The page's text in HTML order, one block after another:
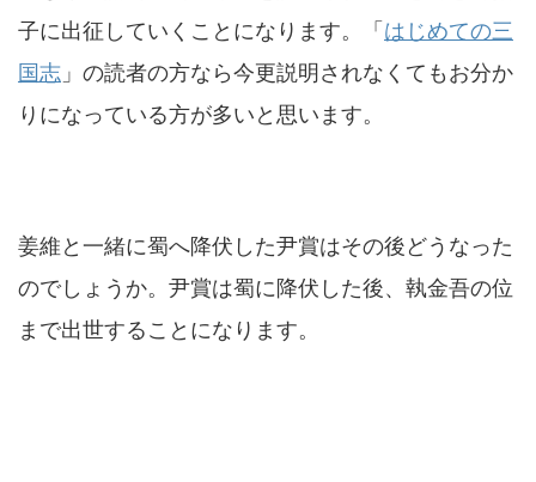
子に出征していくことになります。「 はじめての三
国志 」の読者の方なら今更説明されなくてもお分か
りになっている方が多いと思います。
姜維と一緒に蜀へ降伏した尹賞はその後どうなった
のでしょうか。尹賞は蜀に降伏した後、執金吾の位
まで出世することになります。